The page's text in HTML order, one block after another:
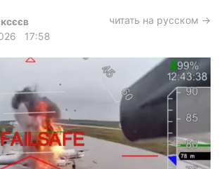
харків
gambling
17:58
читать на русском →